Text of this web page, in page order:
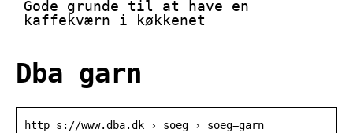
Gode grunde til at have en
kaffekværn i køkkenet
Dba garn
http s://www.dba.dk › soeg › soeg=garn